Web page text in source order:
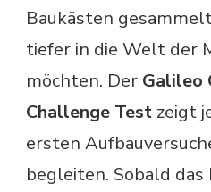
Baukästen
tiefer in die Welt der
möchten. Der Galileo
Challenge Test zeigt
ersten
begleiten. Sobald